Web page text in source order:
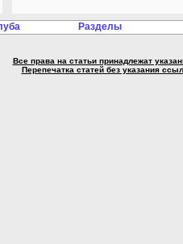
Разделы
Все права на статьи принадлежат
Перепечатка статей без указания